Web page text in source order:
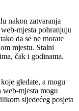
nakon zatvaranja
mjesta pohranjuju
da se ne morate
mjestu. Stalni
čak i godinama.
gledate, a mogu
mjesta mogu
sljedećeg posjeta